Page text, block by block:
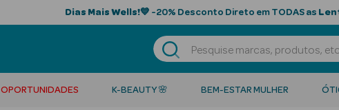
Dias Mais Wells!💙 -20% Desconto Direto em TODAS as
OPORTUNIDADES K-BEAUTY 🌸 BEM-ESTAR MULHER